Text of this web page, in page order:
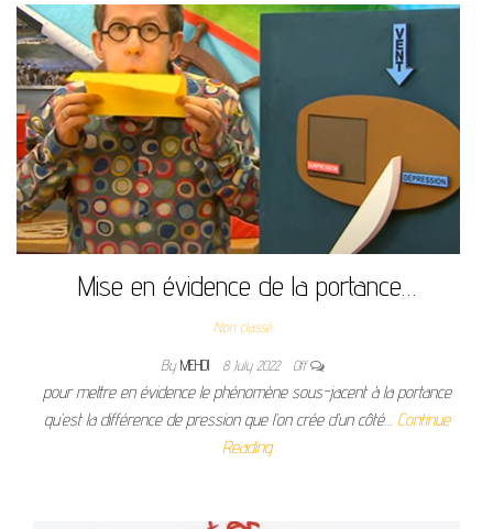
Mise en évidence de la portance…
Non classé
By MEHDI 8 July 2022 Off
pour mettre en évidence le phénomène sous-jacent à la portance
qu’est la différence de pression que l’on crée d’un côté… Continue
Reading